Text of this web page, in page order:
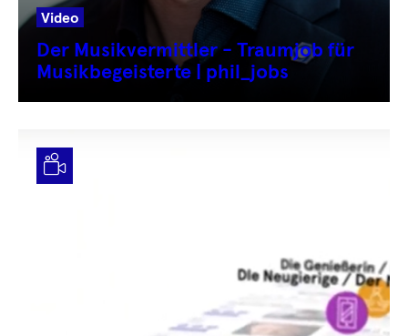
Video
Der Musikvermittler - Traumjob für
Musikbegeisterte | phil_jobs
Video